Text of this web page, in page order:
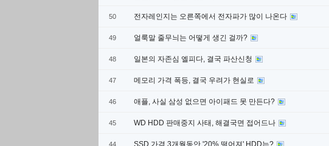
50 전자레인지는 오른쪽에서 전자파가 많이 나온다
49 얼룩말 줄무늬는 어떻게 생긴 걸까?
48 일본의 자존심 엘피다, 결국 파산신청
47 메모리 가격 폭등, 결국 우려가 현실로
46 애플, 사실 삼성 없으면 아이패드 못 만든다?
45 WD HDD 판매중지 사태, 해결국면 접어드나
44 SSD 가격 3개월동안 '20% 떨어져' HDD는?